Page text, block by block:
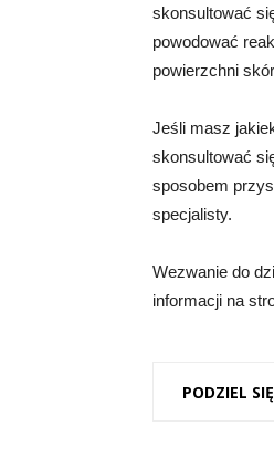
skonsultować
powodować
powierzchni
Jeśli masz
skonsultować
sposobem
specjalisty.
Wezwanie do
informacji na
PODZIEL SIĘ